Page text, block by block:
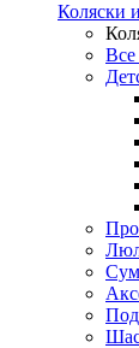
Коляски
Все